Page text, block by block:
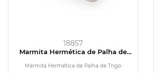
18857
Marmita Hermética de Palha de
Marmita Hermética de Palha de Trigo.